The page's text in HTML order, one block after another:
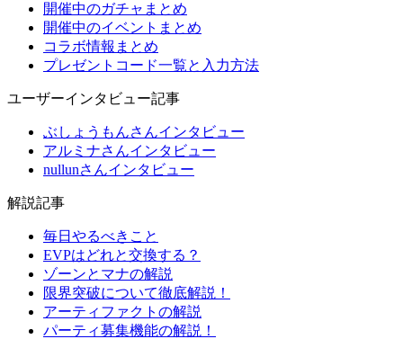
開催中のガチャまとめ
開催中のイベントまとめ
コラボ情報まとめ
プレゼントコード一覧と入力方法
ユーザーインタビュー記事
ぶしょうもんさんインタビュー
アルミナさんインタビュー
nullunさんインタビュー
解説記事
毎日やるべきこと
EVPはどれと交換する？
ゾーンとマナの解説
限界突破について徹底解説！
アーティファクトの解説
パーティ募集機能の解説！